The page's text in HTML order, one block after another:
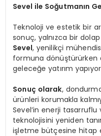
Sevel ile Soğutmanın
Teknoloji ve estetik bir
sonuç, yalnızca bir
Sevel, yenilikçi
formuna dönüştürürken
geleceğe yatırım
Sonuç olarak,
ürünleri korumakla
Sevel’in enerji
teknolojisini yeniden
işletme bütçesine hitap